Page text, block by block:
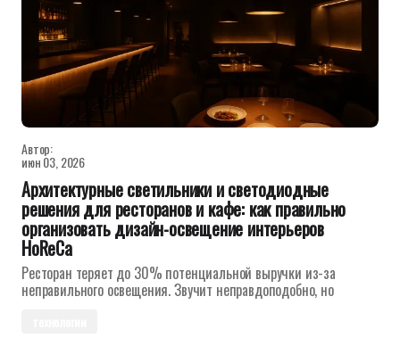
Автор:
июн 03, 2026
Архитектурные светильники и светодиодные
решения для ресторанов и кафе: как правильно
организовать дизайн-освещение интерьеров
HoReCa
Ресторан теряет до 30% потенциальной выручки из-за
неправильного освещения. Звучит неправдоподобно, но